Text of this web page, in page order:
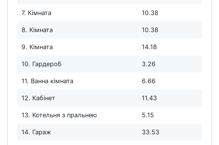
7. Кімната 10.38
8. Кімната 10.38
9. Кімната 14.18
10. Гардероб 3.26
11. Ванна кімната 6.66
12. Кабінет 11.43
13. Котельня з пральнею 5.15
14. Гараж 33.53